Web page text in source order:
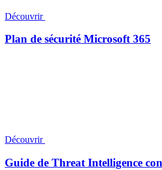
Découvrir
Plan de sécurité Microsoft 365
Découvrir
Guide de Threat Intelligence